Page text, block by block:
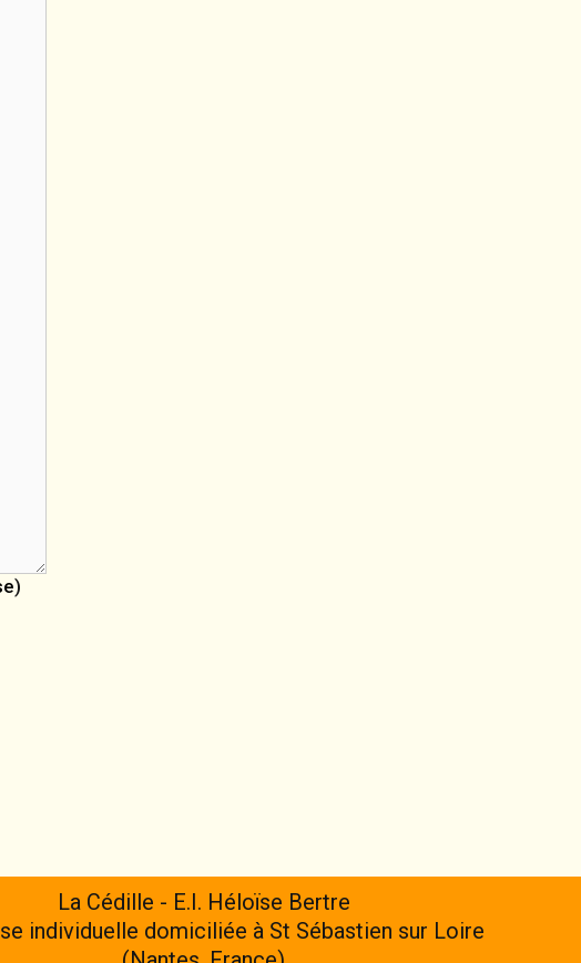
)
La Cédille - E.I. Héloïse Bertre
individuelle domiciliée à St Sébastien sur Loire